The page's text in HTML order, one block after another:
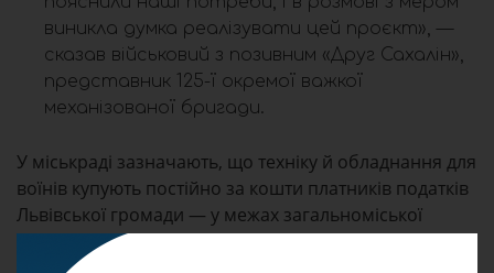
виникла думка реалізувати цей проєкт», —
сказав військовий з позивним «Друг Сахалін»,
представник 125-ї окремої важкої
механізованої бригади.
У міськраді зазначають, що техніку й обладнання для
воїнів купують постійно за кошти платників податків
Львівської громади — у межах загальноміської
програми підтримки Збройних сил, на яку цього
року передбачено понад 1 мільярд гривень.